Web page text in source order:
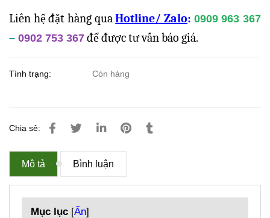
Liên hệ đặt hàng quaHotline/ Zalo: 0909 963 367
– 0902 753 367 để được tư vấn báo giá.
Tình trạng: Còn hàng
Chia sẻ:
Mô tả Bình luận
Mục lục [Ẩn]